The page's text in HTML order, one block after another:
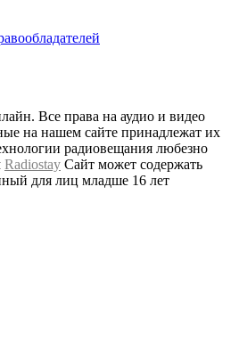
Все права на аудио и видео
на нашем сайте принадлежат их
радиовещания любезно
Radiostay Сайт может содержать
для лиц младше 16 лет